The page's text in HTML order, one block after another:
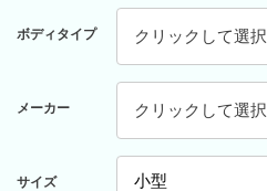
ボディタイプ クリックして選択
メーカー クリックして選択
サイズ